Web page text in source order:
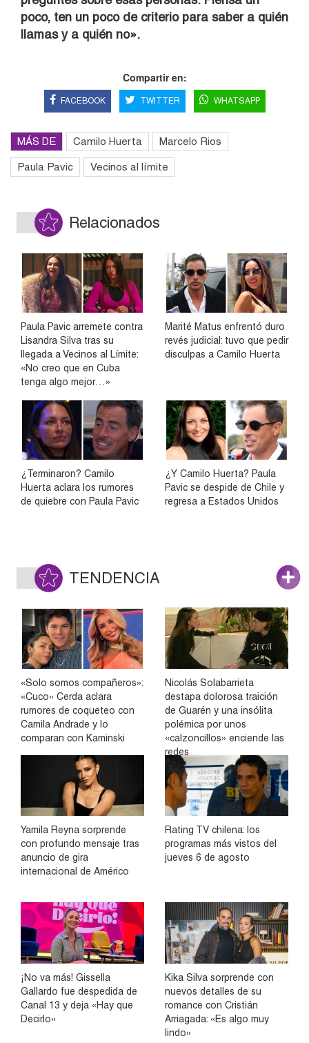
poco, ten un poco de criterio para saber a quién
llamas y a quién no».
Compartir en:
FACEBOOK TWITTER WHATSAPP
MÁS DE Camilo Huerta Marcelo Rios
Paula Pavic Vecinos al límite
Relacionados
Paula Pavic arremete contra
Lisandra Silva tras su
llegada a Vecinos al Límite:
«No creo que en Cuba
tenga algo mejor…»
Marité Matus enfrentó duro
revés judicial: tuvo que pedir
disculpas a Camilo Huerta
¿Terminaron? Camilo
Huerta aclara los rumores
de quiebre con Paula Pavic
¿Y Camilo Huerta? Paula
Pavic se despide de Chile y
regresa a Estados Unidos
TENDENCIA
«Solo somos compañeros»:
«Cuco» Cerda aclara
rumores de coqueteo con
Camila Andrade y lo
comparan con Kaminski
Nicolás Solabarrieta
destapa dolorosa traición
de Guarén y una insólita
polémica por unos
«calzoncillos» enciende las
redes
Yamila Reyna sorprende
con profundo mensaje tras
anuncio de gira
internacional de Américo
Rating TV chilena: los
programas más vistos del
jueves 6 de agosto
¡No va más! Gissella
Gallardo fue despedida de
Canal 13 y deja «Hay que
Decirlo»
Kika Silva sorprende con
nuevos detalles de su
romance con Cristián
Arriagada: «Es algo muy
lindo»